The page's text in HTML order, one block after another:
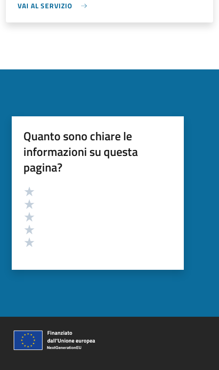
VAI AL SERVIZIO
Quanto sono chiare le
informazioni su questa
pagina?
Valutazione